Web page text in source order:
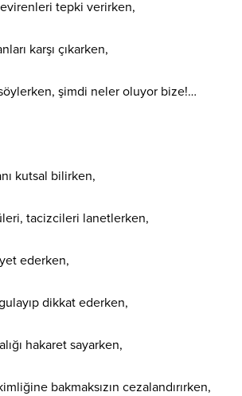
tepki verirken,
karşı çıkarken,
söylerken, şimdi neler oluyor bize!…
kutsal bilirken,
tacizcileri lanetlerken,
ederken,
dikkat ederken,
hakaret sayarken,
bakmaksızın cezalandırırken,